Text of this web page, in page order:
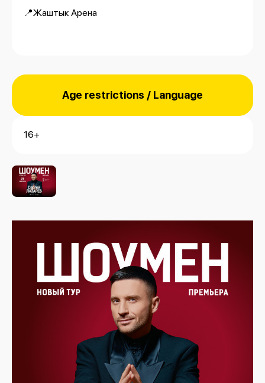
📍Жаштык Арена
Age restrictions / Language
16+